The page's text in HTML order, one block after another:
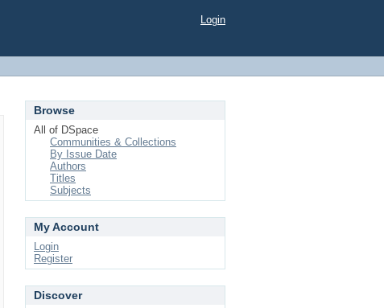
Login
Browse
All of DSpace
Communities & Collections
By Issue Date
Authors
Titles
Subjects
My Account
Login
Register
Discover